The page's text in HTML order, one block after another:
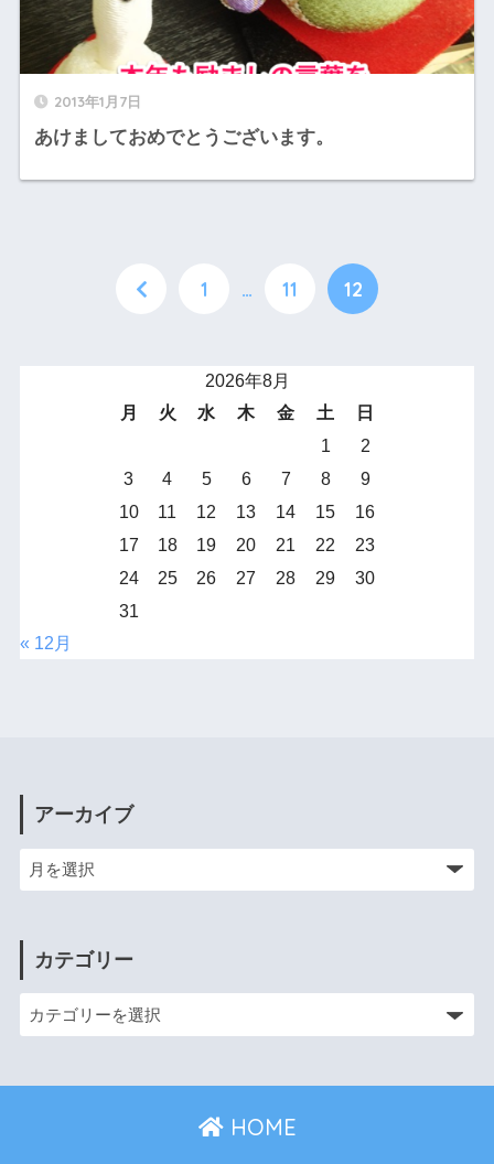
2013年1月7日
あけましておめでとうございます。
1 … 11 12
2026年8月
月
火 水 木 金 土
日
1
2
3
4 5 6 7 8
9
10
11 12 13 14 15
16
17
18 19 20 21 22
23
24
25 26 27 28 29
30
31
« 12月
アーカイブ
カテゴリー
HOME